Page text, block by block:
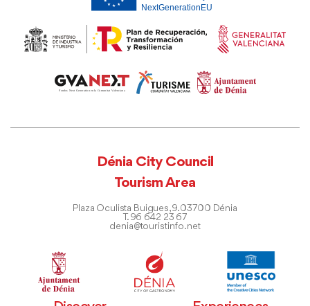
Dénia City Council
Tourism Area
Plaza Oculista Buigues, 9. 03700 Dénia
T. 96 642 23 67
denia@touristinfo.net